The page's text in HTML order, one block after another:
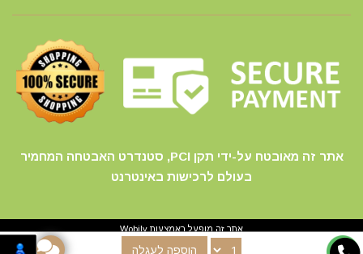
הוספה לעגלה
אתר זה מאובטח על-ידי תקן PCI, סטנדרט האבטחה המחמיר
בעולם לרכישות באינטרנט
אתר זה מופעל באמצעותWobily